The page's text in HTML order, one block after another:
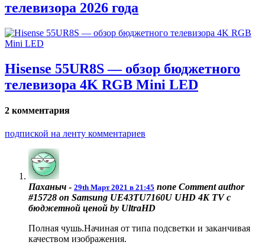
телевизора 2026 года
Hisense 55UR8S — обзор бюджетного
телевизора 4K RGB Mini LED
2 комментария
подпиской на ленту комментариев
Паханыч - 29th Март 2021 в 21:45 none Comment author
#15728 on Samsung UE43TU7160U UHD 4K TV с
бюджетной ценой by UltraHD
Полная чушь.Начиная от типа подсветки и заканчивая
качеством изображения.